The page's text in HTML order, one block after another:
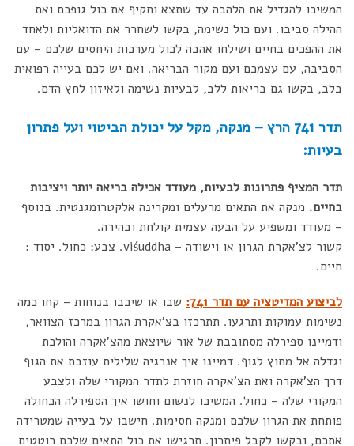
המשיכו להגדיל את הלהבה עד שתצא ותקיף את כול גופכם ואת
ההילה סביבו. ועם כול נשימה, בקשו לשחרר את הדואליות ולאחד
את ההפכים בחיים ושילחו אהבה לכול מערכות היחסים שלכם – עם
הסביבה, עם עצמכם ועם מקור הבריאה. ואם יש לכם בעייה רפואית
בלב, בקשו גם בריאות ללב, לבעיות נשימה ולאיזון לחץ הדם.
תדר 741 הרץ – מנקה, מקל על יכולת הביטוי ועל פתרון
בעיות:
תדר המציף פתרונות לבעיות, מעודד אכילה בריאה יותר ויציבות
בחיים. מנקה את התאים מרעלים ומקרינה אלקטרומגנטית. בנוסף
– מעודד ומשפיע על הבעה עצמית קולחת ובהירה.
קשור לצ'אקרת הגרון או וישודה – viśuddha. צבע: כחול. יסוד :
חיים.
לביצוע המדיטציה עם תדר 741:
שבו או שיכבו בנוחות – קחו כמה
נשימות עמוקות ותרגעו. תתרכזו בצ'אקרת הגרון במרכז הצוואר,
ודמיינו ספירלה מסתובבת של אור שיוצאת מהצ'אקרה והולכת
וגדלה אל מחוץ לגוף. דמיינו איך אנרגיה שלילית עוזבת את הגוף
דרך הצ'אקרה ואת הצ'אקרה חוזרת לתדר המקורי שלה ולצבע
המקורי שלה – כחול. המשיכו לנשום וחושו איך הספירלה הכחולה
פותחת את הגרון שלכם ומנקה חסימות. חישבו על בעייה שמטרידה
אתכם, ובקשו לקבל פיתרון. תרגישו את כול התאים שלכם רוטטים